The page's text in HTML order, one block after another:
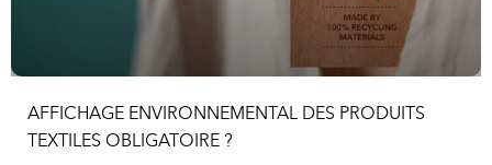
AFFICHAGE ENVIRONNEMENTAL DES PRODUITS
TEXTILES OBLIGATOIRE ?